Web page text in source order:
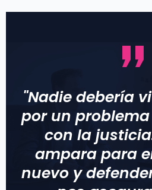
"Nadie debería
por un
con la
ampara para
nuevo y